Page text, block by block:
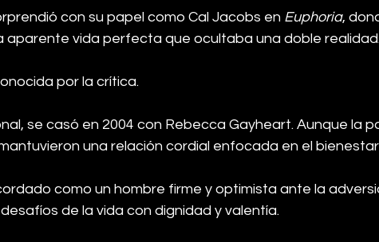
con su papel como Cal Jacobs en Euphoria,
aparente vida perfecta que ocultaba una doble
por la crítica.
se casó en 2004 con Rebecca Gayheart. Aunque la
una relación cordial enfocada en el bienestar
como un hombre firme y optimista ante la
de la vida con dignidad y valentía.